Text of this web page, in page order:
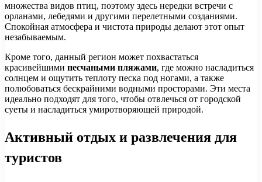
множества видов птиц, поэтому здесь нередки встречи с
орланами, лебедями и другими перелетными созданиями.
Спокойная атмосфера и чистота природы делают этот опыт
незабываемым.
Кроме того, данный регион может похвастаться
красивейшими песчаными пляжами, где можно насладиться
солнцем и ощутить теплоту песка под ногами, а также
полюбоваться бескрайними водными просторами. Эти места
идеально подходят для того, чтобы отвлечься от городской
суеты и насладиться умиротворяющей природой.
Активный отдых и развлечения для
туристов